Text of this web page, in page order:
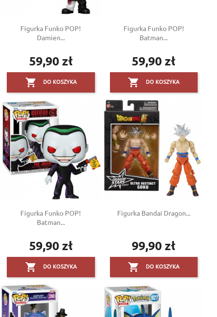
Figurka Funko POP!
Damien...
Cena
59,90 zł
 DO KOSZYKA
Figurka Funko POP!
Batman...
Cena
59,90 zł
 DO KOSZYKA
Figurka Funko POP!
Batman...
Cena
59,90 zł
 DO KOSZYKA
Figurka Bandai Dragon...
Cena
99,90 zł
 DO KOSZYKA